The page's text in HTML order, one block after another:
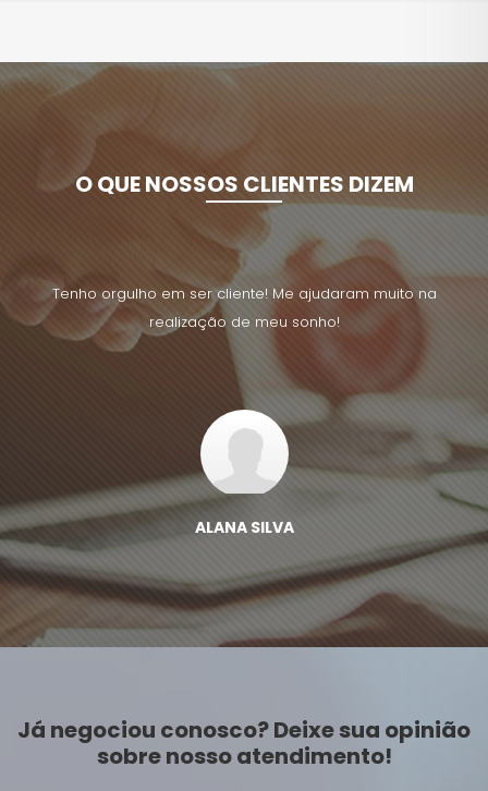
O QUE NOSSOS CLIENTES DIZEM
Tenho orgulho em ser cliente! Me ajudaram muito na
realização de meu sonho!
ALANA SILVA
Já negociou conosco? Deixe sua opinião
sobre nosso atendimento!